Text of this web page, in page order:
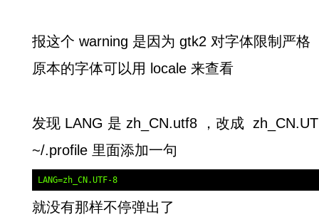
报这个 warning 是因为 gtk2 对字体限制严格
原本的字体可以用 locale 来查看
发现 LANG 是 zh_CN.utf8 ，改成
~/.profile 里面添加一句
LANG=zh_CN.UTF-8
就没有那样不停弹出了